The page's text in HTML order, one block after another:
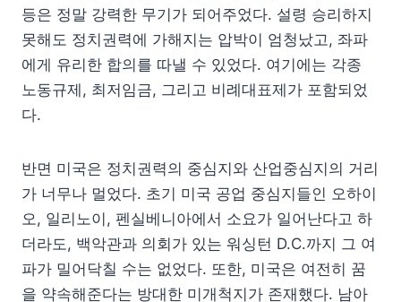
등은 정말 강력한 무기가 되어주었다. 설령 승리하지
못해도 정치권력에 가해지는 압박이 엄청났고, 좌파
에게 유리한 합의를 따낼 수 있었다. 여기에는 각종
노동규제, 최저임금, 그리고 비례대표제가 포함되었
다.
반면 미국은 정치권력의 중심지와 산업중심지의 거리
가 너무나 멀었다. 초기 미국 공업 중심지들인 오하이
오, 일리노이, 펜실베니아에서 소요가 일어난다고 하
더라도, 백악관과 의회가 있는 워싱턴 D.C.까지 그 여
파가 밀어닥칠 수는 없었다. 또한, 미국은 여전히 꿈
을 약속해준다는 방대한 미개척지가 존재했다. 남아